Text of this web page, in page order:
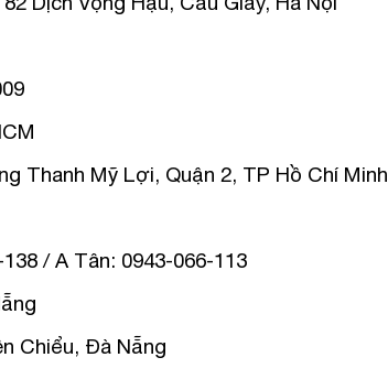
Thanh Mỹ Lợi, Quận 2, TP Hồ Chí Minh
/ A Tân: 0943-066-113
Chiểu, Đà Nẵng